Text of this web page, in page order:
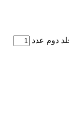
دوم عدد